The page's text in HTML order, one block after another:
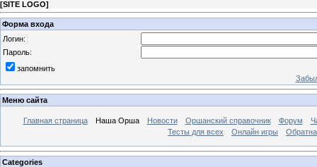
[SITE LOGO]
Форма входа
Логин:
Пароль:
запомнить
Меню сайта
Главная страница Наша Орша Новости Оршанский справочник Форум
Тесты для всех
Онлайн игры
Categories